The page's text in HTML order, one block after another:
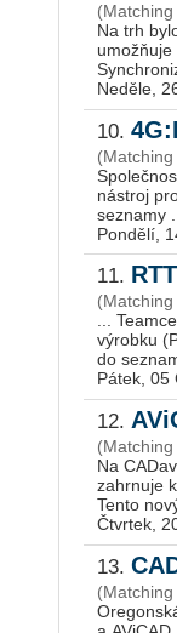
Na trh
umožňuje
Neděle,
10.
nástroj
seznamy ...
Pondělí,
11.
...
výrobku
do
Pátek, 05
12.
Na
zahrnuje
Tento
Čtvrtek,
13.